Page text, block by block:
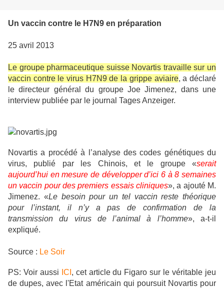
Un vaccin contre le H7N9 en préparation
25 avril 2013
Le groupe pharmaceutique suisse Novartis travaille sur un
vaccin contre le virus H7N9 de la grippe aviaire, a déclaré
le directeur général du groupe Joe Jimenez, dans une
interview publiée par le journal Tages Anzeiger.
Novartis a procédé à l’analyse des codes génétiques du
virus, publié par les Chinois, et le groupe «serait
aujourd’hui en mesure de développer d’ici 6 à 8 semaines
un vaccin pour des premiers essais cliniques», a ajouté M.
Jimenez. «Le besoin pour un tel vaccin reste théorique
pour l’instant, il n’y a pas de confirmation de la
transmission du virus de l’animal à l’homme», a-t-il
expliqué.
Source : Le Soir
PS: Voir aussi ICI , cet article du Figaro sur le véritable jeu
de dupes, avec l'Etat américain qui poursuit Novartis pour